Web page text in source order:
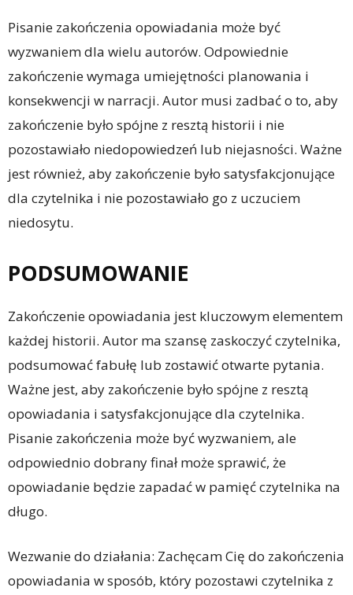
Pisanie zakończenia opowiadania może być
wyzwaniem dla wielu autorów. Odpowiednie
zakończenie wymaga umiejętności planowania i
konsekwencji w narracji. Autor musi zadbać o to, aby
zakończenie było spójne z resztą historii i nie
pozostawiało niedopowiedzeń lub niejasności. Ważne
jest również, aby zakończenie było satysfakcjonujące
dla czytelnika i nie pozostawiało go z uczuciem
niedosytu.
PODSUMOWANIE
Zakończenie opowiadania jest kluczowym elementem
każdej historii. Autor ma szansę zaskoczyć czytelnika,
podsumować fabułę lub zostawić otwarte pytania.
Ważne jest, aby zakończenie było spójne z resztą
opowiadania i satysfakcjonujące dla czytelnika.
Pisanie zakończenia może być wyzwaniem, ale
odpowiednio dobrany finał może sprawić, że
opowiadanie będzie zapadać w pamięć czytelnika na
długo.
Wezwanie do działania: Zachęcam Cię do zakończenia
opowiadania w sposób, który pozostawi czytelnika z